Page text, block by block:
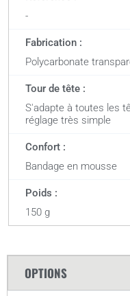
-
Fabrication :
Polycarbonate
Tour de tête :
S'adapte à toutes les
réglage très simple
Confort :
Bandage en mousse
Poids :
150 g
OPTIONS